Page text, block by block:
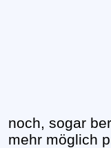
noch, sogar
mehr möglich